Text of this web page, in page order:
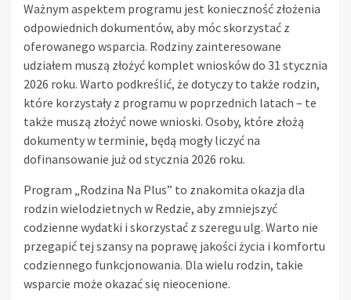
Ważnym aspektem programu jest konieczność złożenia
odpowiednich dokumentów, aby móc skorzystać z
oferowanego wsparcia. Rodziny zainteresowane
udziałem muszą złożyć komplet wniosków do 31 stycznia
2026 roku. Warto podkreślić, że dotyczy to także rodzin,
które korzystały z programu w poprzednich latach – te
także muszą złożyć nowe wnioski. Osoby, które złożą
dokumenty w terminie, będą mogły liczyć na
dofinansowanie już od stycznia 2026 roku.
Program „Rodzina Na Plus” to znakomita okazja dla
rodzin wielodzietnych w Redzie, aby zmniejszyć
codzienne wydatki i skorzystać z szeregu ulg. Warto nie
przegapić tej szansy na poprawę jakości życia i komfortu
codziennego funkcjonowania. Dla wielu rodzin, takie
wsparcie może okazać się nieocenione.